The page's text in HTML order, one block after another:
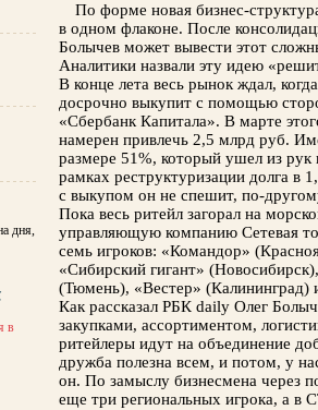
дня,
в
По форме новая бизнес-
в одном флаконе. После
Болычев может вывести этот
Аналитики назвали эту идею
В конце лета весь рынок ждал,
досрочно выкупит с помощью
«Сбербанк Капитала». В марте
намерен привлечь 2,5 млрд руб.
размере 51%, который ушел из рук
рамках реструктуризации долга в
с выкупом он не спешит, по-
Пока весь ритейл загорал на
управляющую компанию Сетевая
семь игроков: «Командор»
«Сибирский гигант»
(Тюмень), «Вестер» (Калининград)
Как рассказал РБК daily Олег
закупками, ассортиментом,
ритейлеры идут на объединение
дружба полезна всем, и потом, у
он. По замыслу бизнесмена через
еще три региональных игрока, а в